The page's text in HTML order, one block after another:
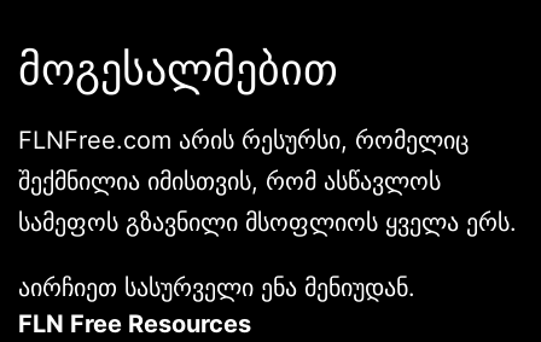
მოგესალმებით
FLNFree.com არის რესურსი, რომელიც
შექმნილია იმისთვის, რომ ასწავლოს
სამეფოს გზავნილი მსოფლიოს ყველა ერს.
აირჩიეთ სასურველი ენა მენიუდან.
FLN Free Resources